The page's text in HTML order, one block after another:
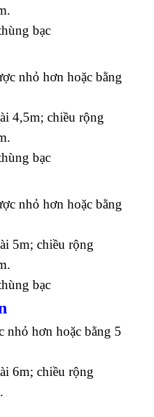
bạc
nhỏ hơn hoặc bằng
4,5m; chiều rộng
bạc
nhỏ hơn hoặc bằng
5m; chiều rộng
bạc
nhỏ hơn hoặc bằng 5
6m; chiều rộng